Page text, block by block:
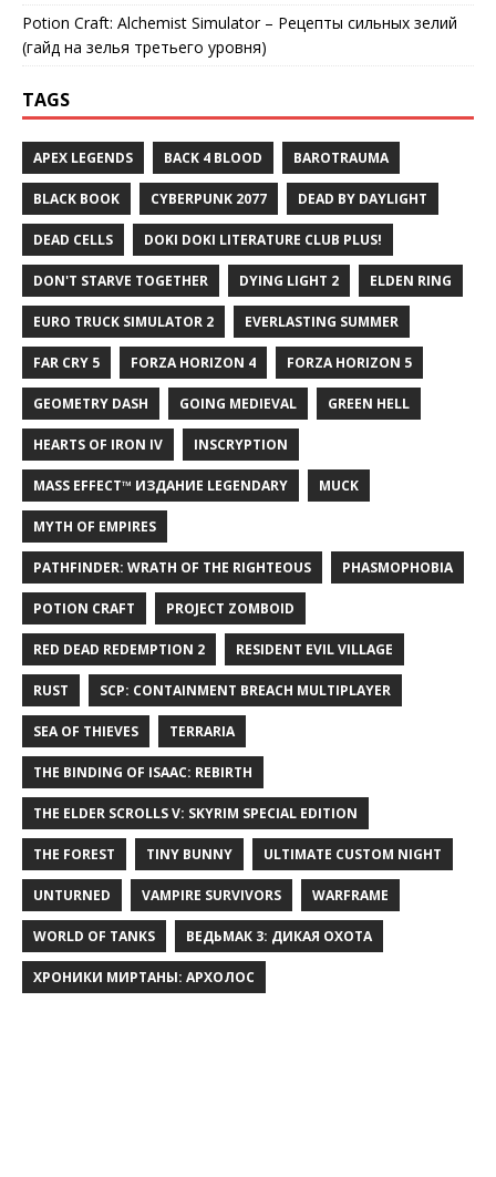
Potion Craft: Alchemist Simulator – Рецепты сильных зелий
(гайд на зелья третьего уровня)
TAGS
APEX LEGENDS BACK 4 BLOOD BAROTRAUMA
BLACK BOOK CYBERPUNK 2077 DEAD BY DAYLIGHT
DEAD CELLS DOKI DOKI LITERATURE CLUB PLUS!
DON'T STARVE TOGETHER DYING LIGHT 2 ELDEN RING
EURO TRUCK SIMULATOR 2 EVERLASTING SUMMER
FAR CRY 5 FORZA HORIZON 4 FORZA HORIZON 5
GEOMETRY DASH GOING MEDIEVAL GREEN HELL
HEARTS OF IRON IV INSCRYPTION
MASS EFFECT™ ИЗДАНИЕ LEGENDARY MUCK
MYTH OF EMPIRES
PATHFINDER: WRATH OF THE RIGHTEOUS PHASMOPHOBIA
POTION CRAFT PROJECT ZOMBOID
RED DEAD REDEMPTION 2 RESIDENT EVIL VILLAGE
RUST SCP: CONTAINMENT BREACH MULTIPLAYER
SEA OF THIEVES TERRARIA
THE BINDING OF ISAAC: REBIRTH
THE ELDER SCROLLS V: SKYRIM SPECIAL EDITION
THE FOREST TINY BUNNY ULTIMATE CUSTOM NIGHT
UNTURNED VAMPIRE SURVIVORS WARFRAME
WORLD OF TANKS ВЕДЬМАК 3: ДИКАЯ ОХОТА
ХРОНИКИ МИРТАНЫ: АРХОЛОС